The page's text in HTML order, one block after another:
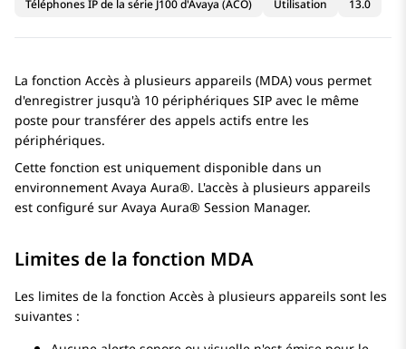
Téléphones IP de la série J100 d'Avaya (ACO)
Utilisation 13.0
La fonction Accès à plusieurs appareils (MDA) vous permet
d'enregistrer jusqu'à 10 périphériques SIP avec le même
poste pour transférer des appels actifs entre les
périphériques.
Cette fonction est uniquement disponible dans un
environnement Avaya Aura®. L'accès à plusieurs appareils
est configuré sur Avaya Aura® Session Manager.
Limites de la fonction MDA
Les limites de la fonction Accès à plusieurs appareils sont les
suivantes :